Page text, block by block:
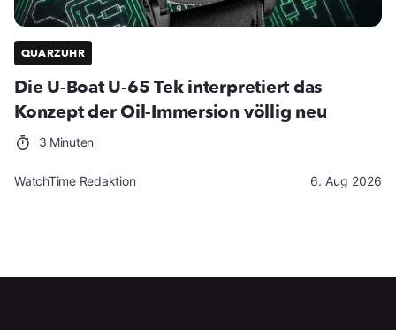
QUARZUHR
Die U-Boat U-65 Tek interpretiert das
Konzept der Oil-Immersion völlig neu
3 Minuten
WatchTime Redaktion 6. Aug 2026